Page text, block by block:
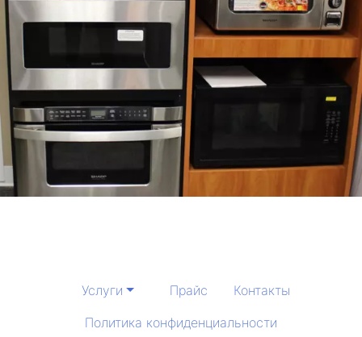
Услуги Прайс
Контакты
Политика конфиденциальности